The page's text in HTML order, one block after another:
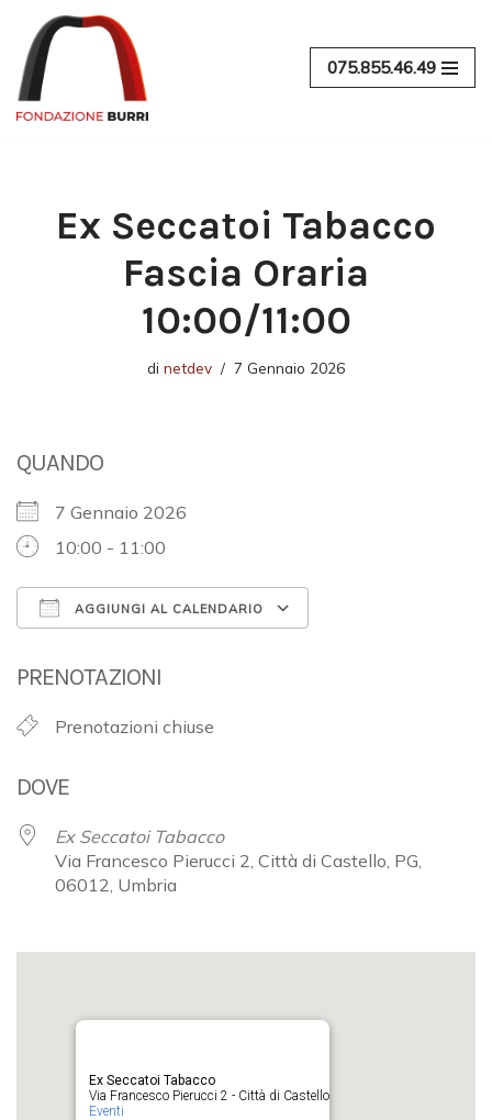
Vai
al
contenuto
075.855.46.49
Ex Seccatoi Tabacco
Fascia Oraria
10:00/11:00
di netdev 7 Gennaio 2026
QUANDO
7 Gennaio 2026
10:00 - 11:00
AGGIUNGI AL CALENDARIO
PRENOTAZIONI
Prenotazioni chiuse
DOVE
Ex Seccatoi Tabacco
Via Francesco Pierucci 2, Città di Castello, PG,
06012, Umbria
Ex Seccatoi Tabacco
Via Francesco Pierucci 2 - Città di Castello
Eventi